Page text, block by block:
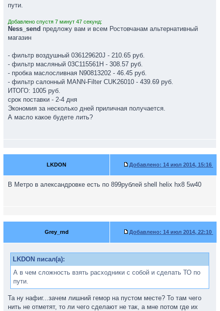
Ага..вот и будет потом лишний провод мозги выжать в случае
а там туда сюда тыс 5 набежит...у меня сейчас 13200, думаю
надо раньше сгонять...
пути.
Добавлено спустя 7 минут 47 секунд:
Ness_send предложу вам и всем Ростовчанам альтернативный
магазин
- фильтр воздушный 036129620J - 210.65 руб.
- фильтр масляный 03C115561H - 308.57 руб.
- пробка маслосливная N90813202 - 46.45 руб.
- фильтр салонный MANN-Filter CUK26010 - 439.69 руб.
ИТОГО: 1005 руб.
срок поставки - 2-4 дня
Экономия за несколько дней приличная получается.
А масло какое будете лить?
LKDON Добавлено: 14 июл 2014, 15:16
В Метро в александровке есть по 899рублей shell helix hx8 5w40
Grey_rnd Добавлено: 14 июл 2014, 22:10
LKDON писал(а):
А в чем сложность взять расходники с собой и сделать ТО по
пути.
Та ну нафиг...зачем лишний гемор на пустом месте? То там чего
нить не отметят, то ли чего сделают не так, а мне потом где их